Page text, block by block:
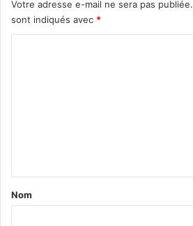
Votre adresse e-mail ne sera pas publiée.
sont indiqués avec *
a
Nom